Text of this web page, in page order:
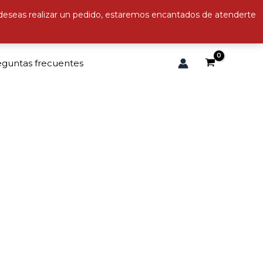
realizar un pedido, estaremos encantados de atenderte
frecuentes